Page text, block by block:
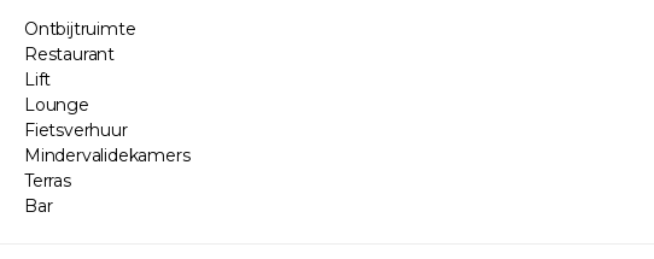
Ontbijtruimte
Restaurant
Lift
Lounge
Fietsverhuur
Mindervalidekamers
Terras
Bar